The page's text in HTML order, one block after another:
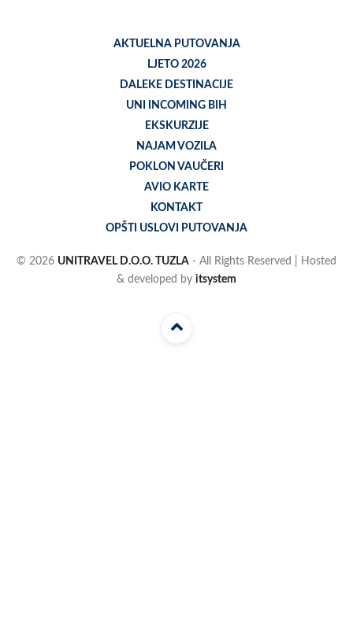
AKTUELNA PUTOVANJA
LJETO 2026
DALEKE DESTINACIJE
UNI INCOMING BIH
EKSKURZIJE
NAJAM VOZILA
POKLON VAUČERI
AVIO KARTE
KONTAKT
OPŠTI USLOVI PUTOVANJA
© 2026 UNITRAVEL D.O.O. TUZLA - All Rights Reserved | Hosted
& developed by itsystem